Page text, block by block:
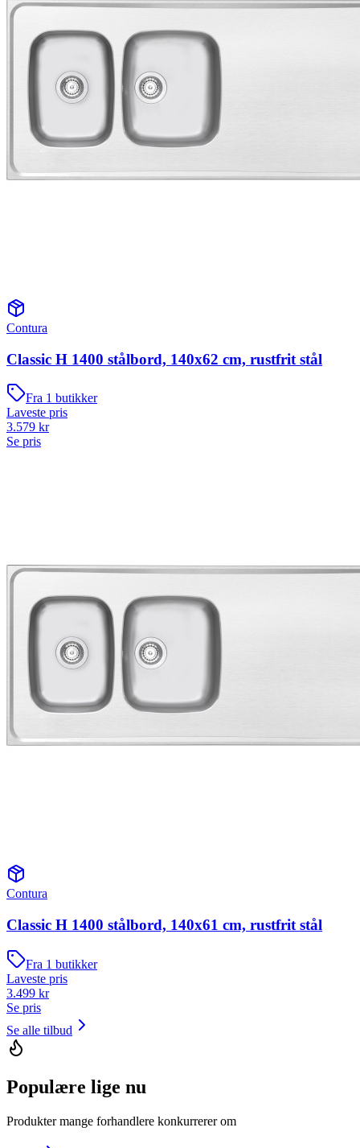
Contura
Classic H 1400 stålbord, 140x62 cm, rustfrit stål
Fra 1 butikker
Laveste pris
3.579 kr
Se pris
Contura
Classic H 1400 stålbord, 140x61 cm, rustfrit stål
Fra 1 butikker
Laveste pris
3.499 kr
Se pris
Se alle tilbud
Populære lige nu
Produkter mange forhandlere konkurrerer om